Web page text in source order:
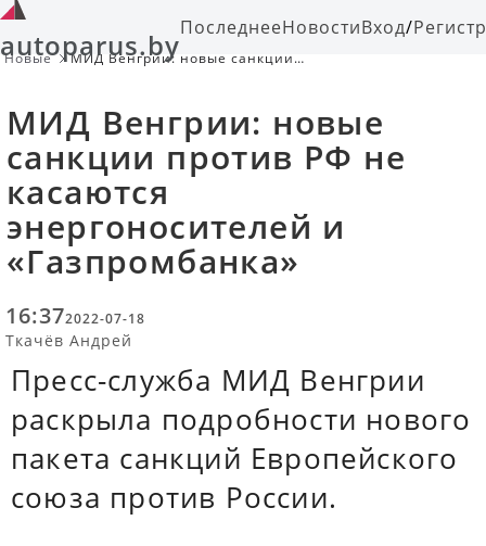
autoparus.byПоследнееНовостиВход/
Новые
МИД Венгрии: новые санкции
МИД Венгрии: новые
санкции против РФ не
касаются
энергоносителей и
«Газпромбанка»
16:372022-07-18
Ткачёв Андрей
Пресс-служба МИД Венгрии
раскрыла подробности нового
пакета санкций Европейского
союза против России.